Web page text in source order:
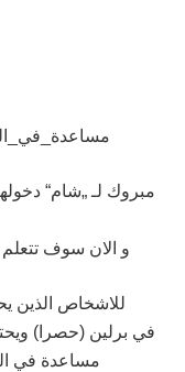
و الان سوف تتعلم أ
للاشخاص الذين
مساعدة في